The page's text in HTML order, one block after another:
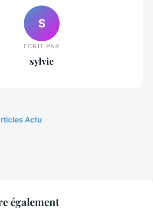
S
ECRIT PAR
sylvie
Actu
également